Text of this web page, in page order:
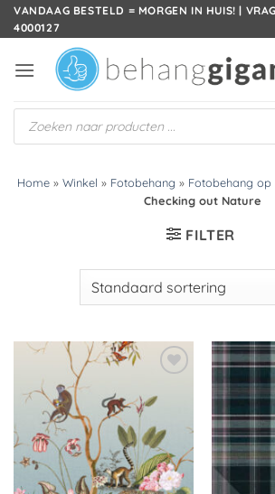
Ga
naar
VANDAAG BESTELD = MORGEN IN HUIS! |
4000127
Producten
zoeken
Home » Winkel » Fotobehang » Fotobehang op
Checking out Nature
FILTER
aan
verlanglijst